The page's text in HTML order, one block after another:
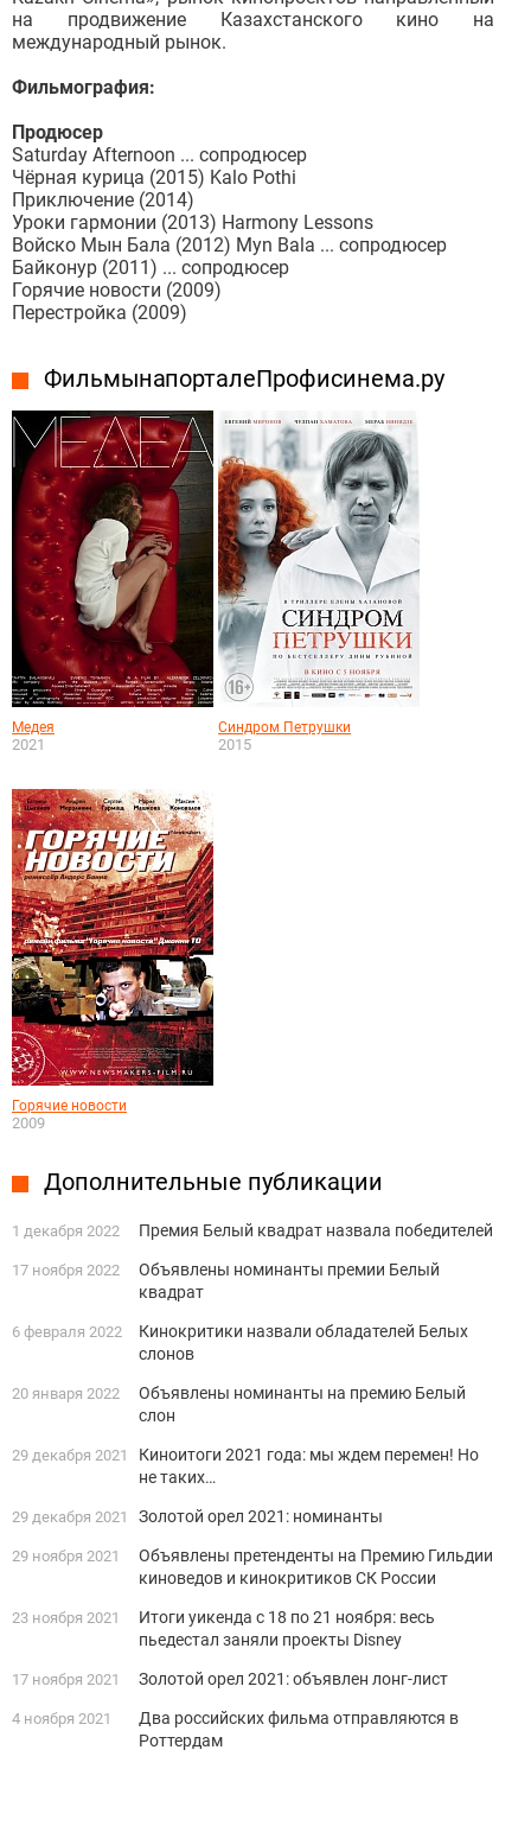
на продвижение Казахстанского кино на
международный рынок.
Фильмография:
Продюсер
Saturday Afternoon ... сопродюсер
Чёрная курица (2015) Kalo Pothi
Приключение (2014)
Уроки гармонии (2013) Harmony Lessons
Войско Мын Бала (2012) Myn Bala ... сопродюсер
Байконур (2011) ... сопродюсер
Горячие новости (2009)
Перестройка (2009)
Фильмы на портале Профисинема.ру
Медея
2021
Синдром Петрушки
2015
Горячие новости
2009
Дополнительные публикации
1 декабря 2022 Премия Белый квадрат назвала победителей
17 ноября 2022
Объявлены номинанты премии Белый
квадрат
6 февраля 2022
Кинокритики назвали обладателей Белых
слонов
20 января 2022
Объявлены номинанты на премию Белый
слон
29 декабря 2021
Киноитоги 2021 года: мы ждем перемен! Но
не таких…
29 декабря 2021 Золотой орел 2021: номинанты
29 ноября 2021
Объявлены претенденты на Премию Гильдии
киноведов и кинокритиков СК России
23 ноября 2021
Итоги уикенда с 18 по 21 ноября: весь
пьедестал заняли проекты Disney
17 ноября 2021 Золотой орел 2021: объявлен лонг-лист
4 ноября 2021
Два российских фильма отправляются в
Роттердам